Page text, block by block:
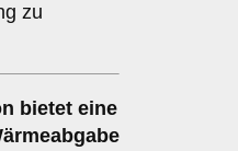
zu
bietet eine